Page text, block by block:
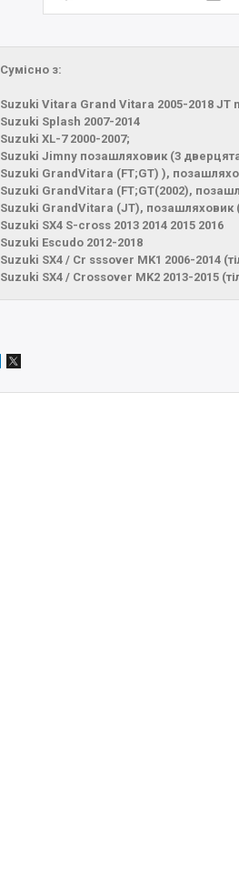
Сумісно з:
Suzuki Vitara Grand Vitara 2005-2018 JT
Suzuki Splash 2007-2014
Suzuki XL-7 2000-2007;
Suzuki Jimny позашляховик (3
Suzuki GrandVitara (FT;GT) ),
Suzuki GrandVitara (FT;GT(2002),
Suzuki GrandVitara (JT), позашляховик
Suzuki SX4 S-cross 2013 2014 2015 2016
Suzuki Escudo 2012-2018
Suzuki SX4 / Cr sssover MK1 2006-2014
Suzuki SX4 / Crossover MK2 2013-2015